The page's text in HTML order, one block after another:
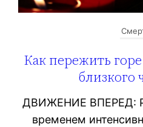
Как пережить
близкого
ДВИЖЕНИЕ ВПЕРЕД:
временем